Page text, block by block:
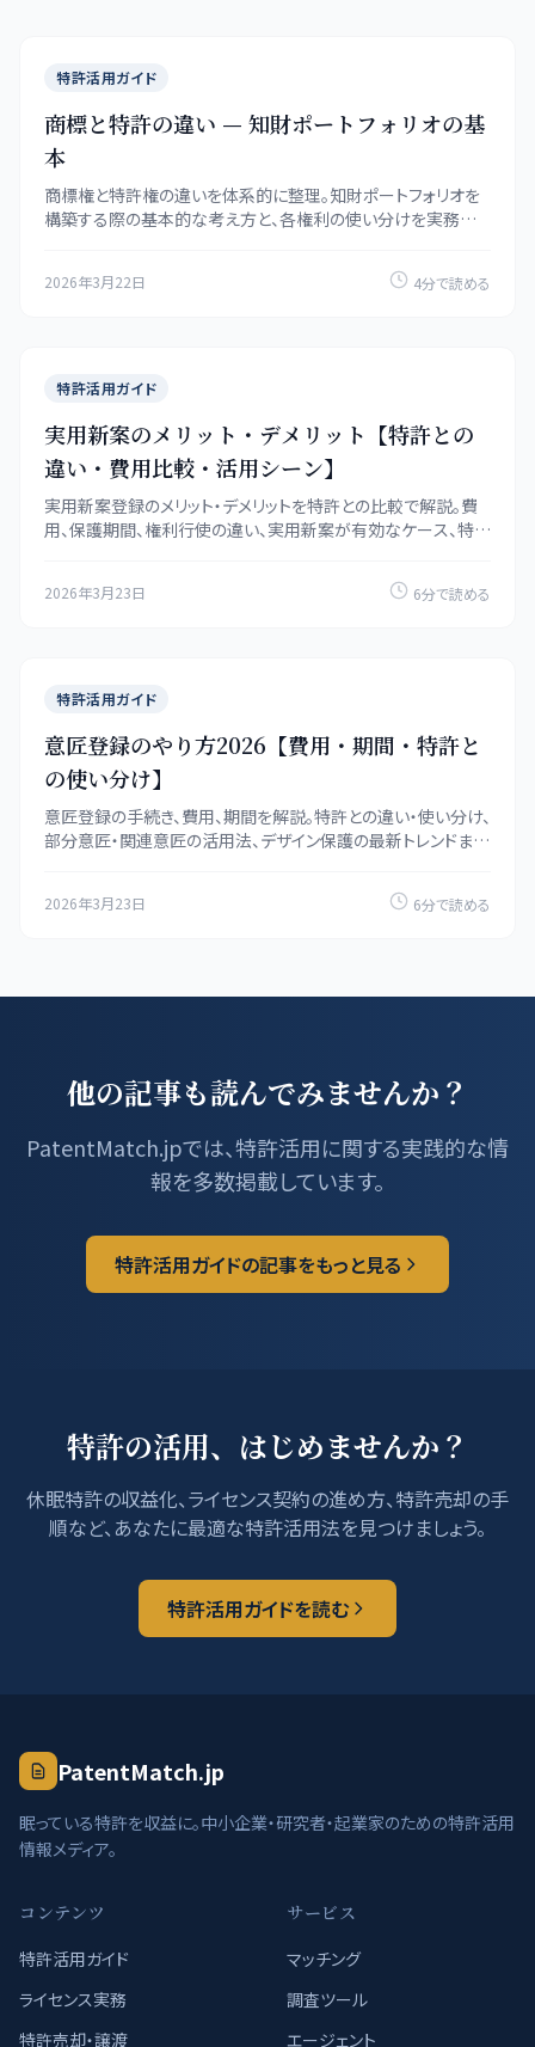
特許活用ガイド
商標と特許の違い — 知財ポートフォリオの基
本
商標権と特許権の違いを体系的に整理。知財ポートフォリオを
構築する際の基本的な考え方と、各権利の使い分けを実務視
2026年3月22日 4分で読める
特許活用ガイド
実用新案のメリット・デメリット【特許との
違い・費用比較・活用シーン】
実用新案登録のメリット・デメリットを特許との比較で解説。費
用、保護期間、権利行使の違い、実用新案が有効なケース、特許
2026年3月23日 6分で読める
特許活用ガイド
意匠登録のやり方2026【費用・期間・特許と
の使い分け】
意匠登録の手続き、費用、期間を解説。特許との違い・使い分け、
部分意匠・関連意匠の活用法、デザイン保護の最新トレンドまで
2026年3月23日 6分で読める
他の記事も読んでみませんか？
PatentMatch.jpでは、特許活用に関する実践的な情
報を多数掲載しています。
特許活用ガイドの記事をもっと見る
特許の活用、はじめませんか？
休眠特許の収益化、ライセンス契約の進め方、特許売却の手
順など、あなたに最適な特許活用法を見つけましょう。
特許活用ガイドを読む
PatentMatch.jp
眠っている特許を収益に。中小企業・研究者・起業家のための特許活用
情報メディア。
コンテンツ
特許活用ガイド
ライセンス実務
特許売却・譲渡
サービス
マッチング
調査ツール
エージェント